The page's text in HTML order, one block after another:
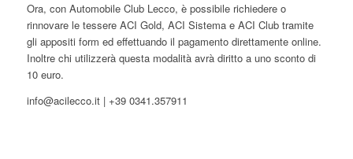
Ora, con Automobile Club Lecco, è possibile richiedere o
rinnovare le tessere ACI Gold, ACI Sistema e ACI Club tramite
gli appositi form ed effettuando il pagamento direttamente online.
Inoltre chi utilizzerà questa modalità avrà diritto a uno sconto di
10 euro.
info@acilecco.it | +39 0341.357911